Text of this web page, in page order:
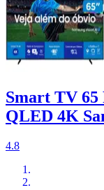
Smart TV 65
QLED 4K
4.8